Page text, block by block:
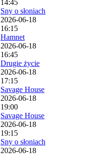
14:45
Sny o słoniach
2026-06-18
16:15
Hamnet
2026-06-18
16:45
Drugie życie
2026-06-18
17:15
Savage House
2026-06-18
19:00
Savage House
2026-06-18
19:15
Sny o słoniach
2026-06-18